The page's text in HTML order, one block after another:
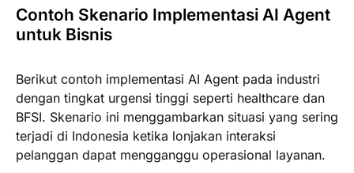
Contoh Skenario Implementasi AI Agent
untuk Bisnis
Berikut contoh implementasi AI Agent pada industri
dengan tingkat urgensi tinggi seperti healthcare dan
BFSI. Skenario ini menggambarkan situasi yang sering
terjadi di Indonesia ketika lonjakan interaksi
pelanggan dapat mengganggu operasional layanan.